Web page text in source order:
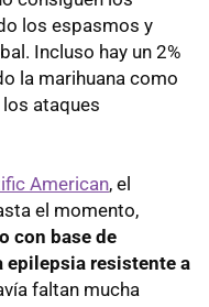
los espasmos y
Incluso hay un 2%
la marihuana como
ataques
American, el
el momento,
con base de
epilepsia resistente a
faltan mucha